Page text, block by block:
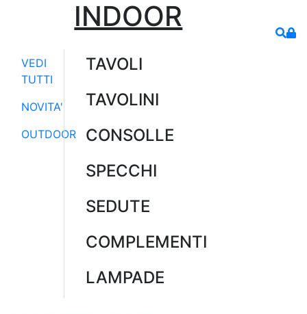
INDOOR
VEDI
TUTTI
NOVITA'
OUTDOOR
TAVOLI
TAVOLINI
CONSOLLE
SPECCHI
SEDUTE
COMPLEMENTI
LAMPADE